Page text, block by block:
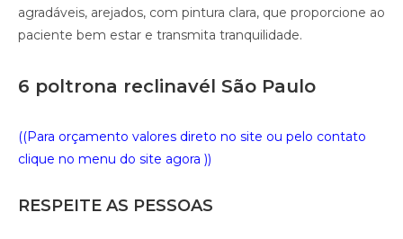
agradáveis, arejados, com pintura clara, que proporcione ao
paciente bem estar e transmita tranquilidade.
6 poltrona reclinavél São Paulo
((Para orçamento valores direto no site ou pelo contato
clique no menu do site agora ))
RESPEITE AS PESSOAS